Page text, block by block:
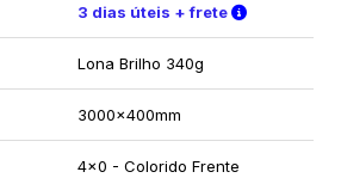
3 dias úteis + frete Verifique
Lona Brilho 340g
3000x400mm
4x0 - Colorido Frente